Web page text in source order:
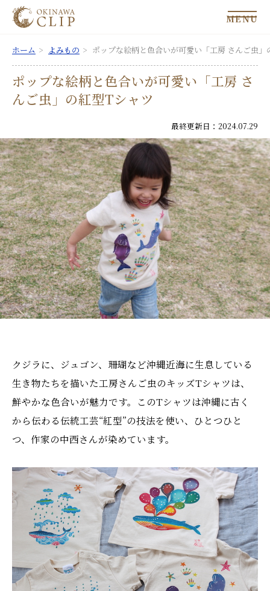
MENU
ホーム よみもの ポップな絵柄と色合いが可愛い「工房 さんご虫
ポップな絵柄と色合いが可愛い「工房 さ
んご虫」の紅型Tシャツ
最終更新日：2024.07.29
クジラに、ジュゴン、珊瑚など沖縄近海に生息している
生き物たちを描いた工房さんご虫のキッズTシャツは、
鮮やかな色合いが魅力です。このTシャツは沖縄に古く
から伝わる伝統工芸“紅型”の技法を使い、ひとつひと
つ、作家の中西さんが染めています。